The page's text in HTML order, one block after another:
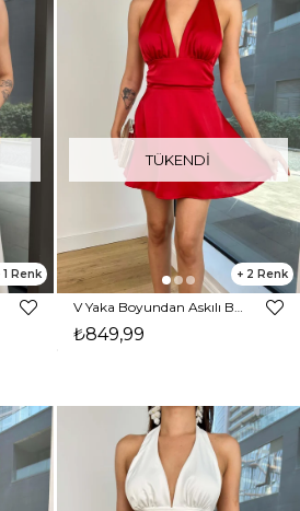
1
TÜKENDI
2
₺849,99